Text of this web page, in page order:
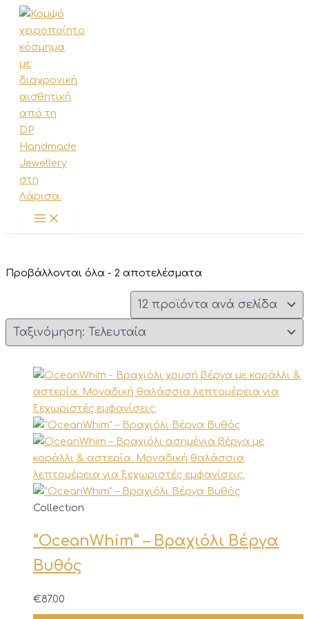
Μετάβαση
στο
περιεχόμενο
Προβάλλονται όλα - 2 αποτελέσματα
by
latest
Collection
“OceanWhim” – Βραχιόλι Βέργα
Βυθός
€87.00
Αυτό
προϊόν
έχει
πολλαπλές
Οι